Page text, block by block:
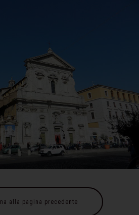
alla pagina precedente